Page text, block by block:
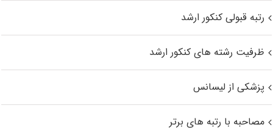
رتبه قبولی کنکور ارشد
ظرفیت رشته های کنکور ارشد
پزشکی از لیسانس
مصاحبه با رتبه های برتر